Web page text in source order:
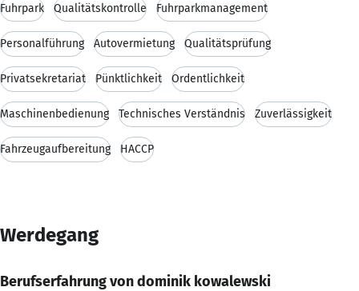
Fuhrpark Qualitätskontrolle Fuhrparkmanagement
Personalführung Autovermietung Qualitätsprüfung
Privatsekretariat Pünktlichkeit Ordentlichkeit
Maschinenbedienung Technisches Verständnis Zuverlässigkeit
Fahrzeugaufbereitung HACCP
Werdegang
Berufserfahrung von dominik kowalewski